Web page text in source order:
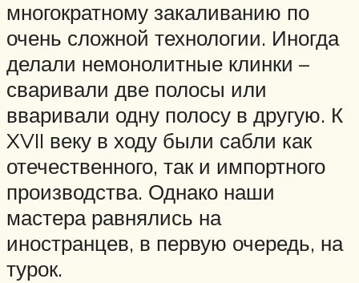
многократному закаливанию по
очень сложной технологии. Иногда
делали немонолитные клинки –
сваривали две полосы или
вваривали одну полосу в другую. К
XVII веку в ходу были сабли как
отечественного, так и импортного
производства. Однако наши
мастера равнялись на
иностранцев, в первую очередь, на
турок.